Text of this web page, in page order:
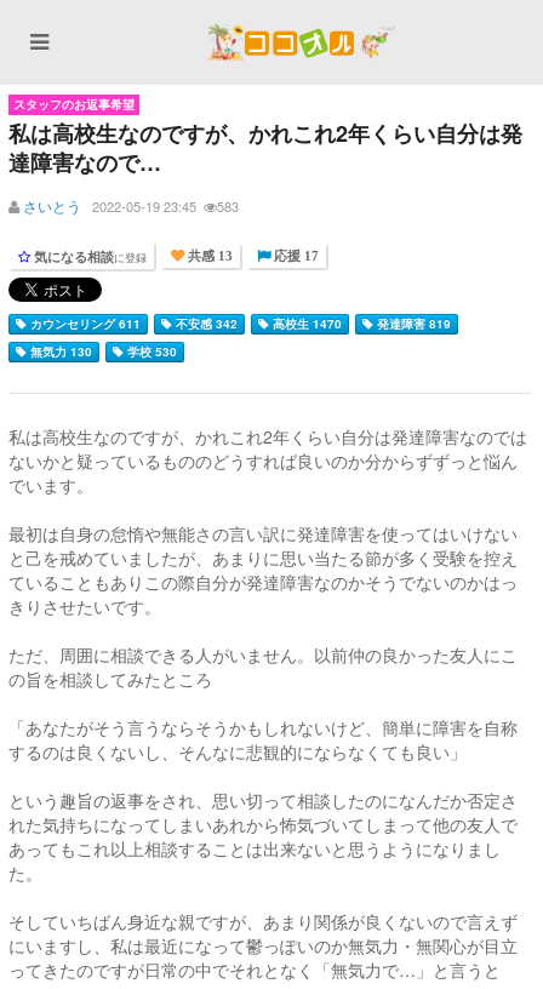
スタッフのお返事希望
私は高校生なのですが、かれこれ2年くらい自分は発
達障害なので…
さいとう 2022-05-19 23:45 583
気になる相談に登録 共感 13 応援 17
カウンセリング 611 不安感 342 高校生 1470
発達障害 819
無気力 130
学校 530
私は高校生なのですが、かれこれ2年くらい自分は発達障害なのでは
ないかと疑っているもののどうすれば良いのか分からずずっと悩ん
でいます。
最初は自身の怠惰や無能さの言い訳に発達障害を使ってはいけない
と己を戒めていましたが、あまりに思い当たる節が多く受験を控え
ていることもありこの際自分が発達障害なのかそうでないのかはっ
きりさせたいです。
ただ、周囲に相談できる人がいません。以前仲の良かった友人にこ
の旨を相談してみたところ
「あなたがそう言うならそうかもしれないけど、簡単に障害を自称
するのは良くないし、そんなに悲観的にならなくても良い」
という趣旨の返事をされ、思い切って相談したのになんだか否定さ
れた気持ちになってしまいあれから怖気づいてしまって他の友人で
あってもこれ以上相談することは出来ないと思うようになりまし
た。
そしていちばん身近な親ですが、あまり関係が良くないので言えず
にいますし、私は最近になって鬱っぽいのか無気力・無関心が目立
ってきたのですが日常の中でそれとなく「無気力で…」と言うと